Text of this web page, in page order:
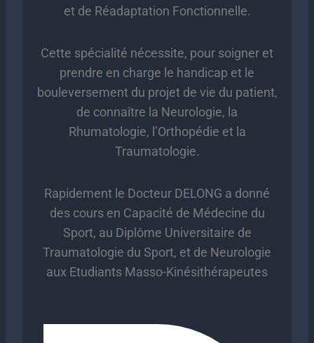
et de Réadaptation Fonctionnelle.
Cette spécialité nécessite, pour soigner et
prendre en charge le handicap et le
bouleversement du projet de vie du patient,
de connaître la Neurologie, la
Rhumatologie, l’Orthopédie et la
Traumatologie.
Rapidement le Docteur DELONG a donné
des cours en Capacité de Médecine du
Sport, au Diplôme Universitaire de
Traumatologie du Sport, et de Neurologie
aux Etudiants Masso-Kinésithérapeutes